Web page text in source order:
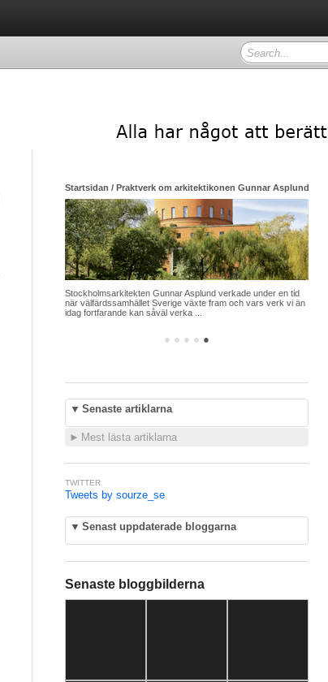
● ● ● ● ●
Startsidan / Praktverk om arkitektikonen Gunnar Asplund -
Stockholmsarkitekten Gunnar Asplund verkade under en tid
när välfärdssamhället Sverige växte fram och vars verk vi än
idag fortfarande kan såväl verka ...
▼ Senaste artiklarna
► Mest lästa artiklarna
TWITTER
Tweets by sourze_se
▼ Senast uppdaterade bloggarna
Senaste bloggbilderna